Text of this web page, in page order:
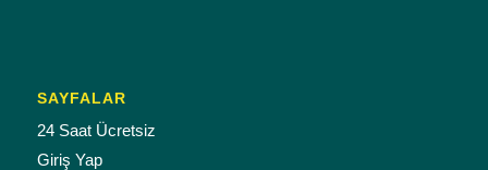
SAYFALAR
24 Saat Ücretsiz
Giriş Yap